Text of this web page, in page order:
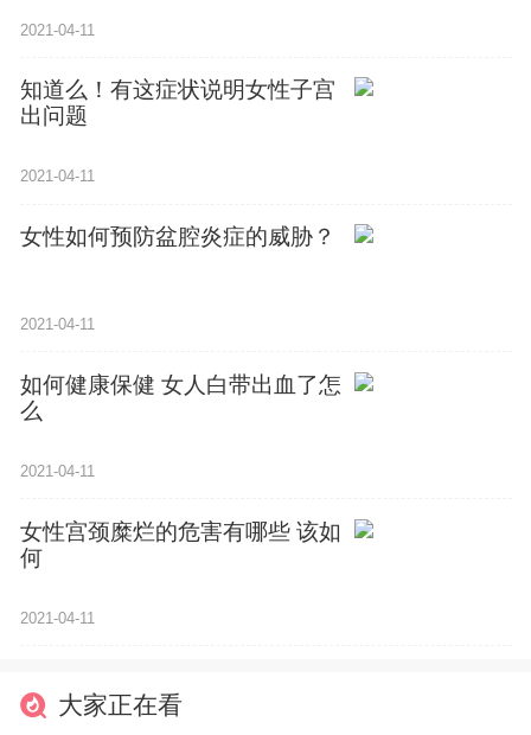
2021-04-11
知道么！有这症状说明女性子宫
出问题
2021-04-11
女性如何预防盆腔炎症的威胁？
2021-04-11
如何健康保健 女人白带出血了怎
么
2021-04-11
女性宫颈糜烂的危害有哪些 该如
何
2021-04-11
大家正在看